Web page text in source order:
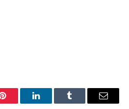
Pinterest LinkedInTumblr
E-